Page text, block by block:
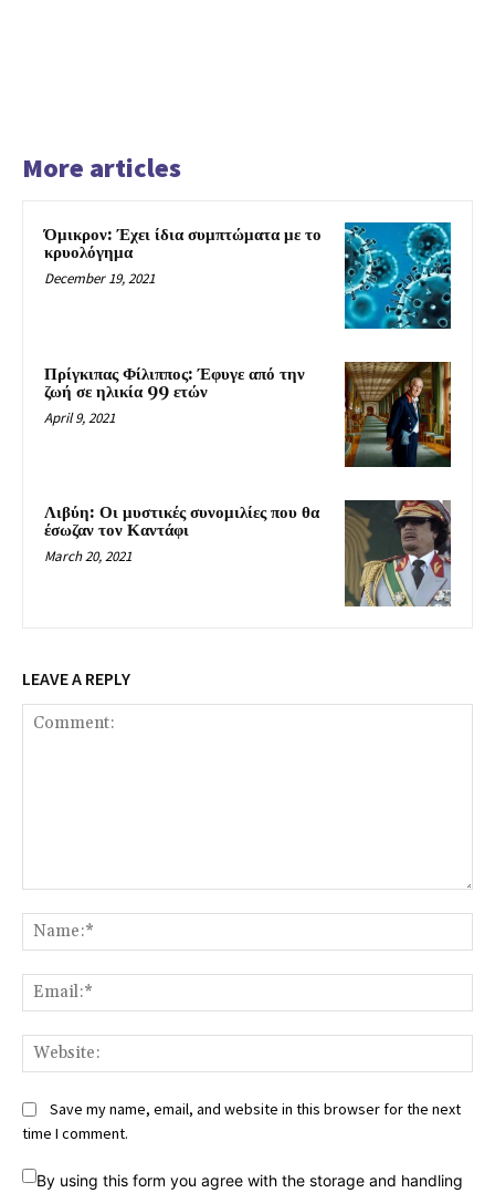
More articles
Όμικρον: Έχει ίδια συμπτώματα με το
κρυολόγημα
December 19, 2021
Πρίγκιπας Φίλιππος: Έφυγε από την
ζωή σε ηλικία 99 ετών
April 9, 2021
Λιβύη: Οι μυστικές συνομιλίες που θα
έσωζαν τον Καντάφι
March 20, 2021
LEAVE A REPLY
Save my name, email, and website in this browser for the next
time I comment.
By using this form you agree with the storage and handling